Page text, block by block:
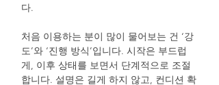
다.
처음 이용하는 분이 많이 물어보는 건 ‘강
도’와 ‘진행 방식’입니다. 시작은 부드럽
게, 이후 상태를 보면서 단계적으로 조절
합니다. 설명은 길게 하지 않고, 컨디션 확